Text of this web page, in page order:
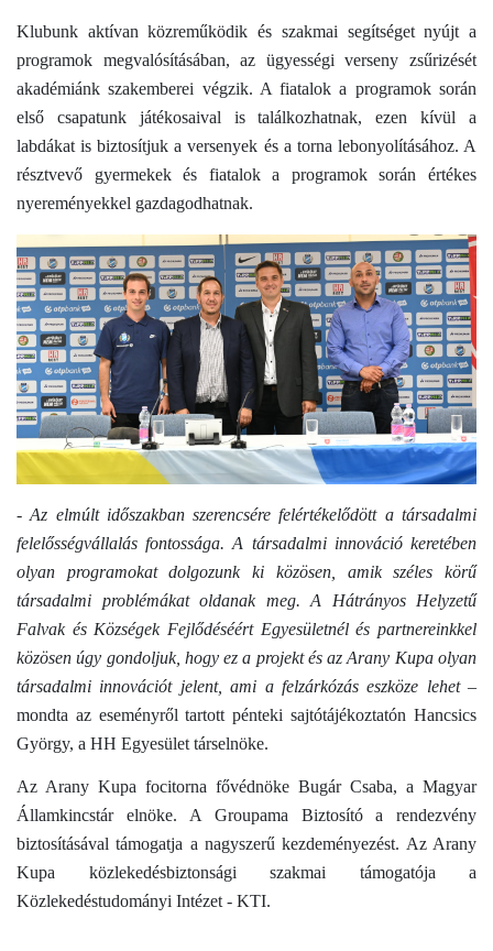
Klubunk aktívan közreműködik és szakmai segítséget nyújt a
programok megvalósításában, az ügyességi verseny zsűrizését
akadémiánk szakemberei végzik. A fiatalok a programok során
első csapatunk játékosaival is találkozhatnak, ezen kívül a
labdákat is biztosítjuk a versenyek és a torna lebonyolításához. A
résztvevő gyermekek és fiatalok a programok során értékes
nyereményekkel gazdagodhatnak.
- Az elmúlt időszakban szerencsére felértékelődött a társadalmi
felelősségvállalás fontossága. A társadalmi innováció keretében
olyan programokat dolgozunk ki közösen, amik széles körű
társadalmi problémákat oldanak meg. A Hátrányos Helyzetű
Falvak és Községek Fejlődéséért Egyesületnél és partnereinkkel
közösen úgy gondoljuk, hogy ez a projekt és az Arany Kupa olyan
társadalmi innovációt jelent, ami a felzárkózás eszköze lehet–
mondta az eseményről tartott pénteki sajtótájékoztatón Hancsics
György, a HH Egyesület társelnöke.
Az Arany Kupa focitorna fővédnöke Bugár Csaba, a Magyar
Államkincstár elnöke. A Groupama Biztosító a rendezvény
biztosításával támogatja a nagyszerű kezdeményezést. Az Arany
Kupa
közlekedésbiztonsági szakmai támogatója a
Közlekedéstudományi Intézet - KTI.